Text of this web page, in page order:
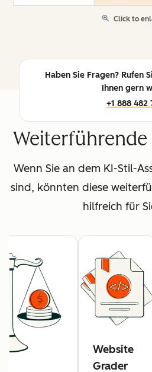
Click to
Haben Sie Fragen? Rufen
Ihnen gern
+1 888 482
Weiterführende
Wenn Sie an dem KI-Stil-
sind, könnten diese
hilfreich für
Website
Grader